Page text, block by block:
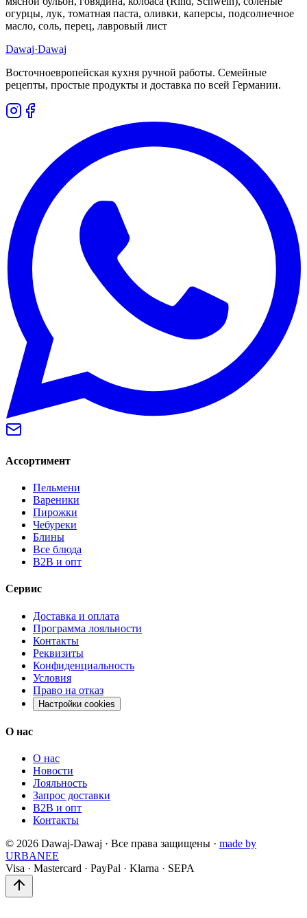
огурцы, лук, томатная паста, оливки, каперсы, подсолнечное
масло, соль, перец, лавровый лист
Dawaj·Dawaj
Восточноевропейская кухня ручной работы. Семейные
рецепты, простые продукты и доставка по всей Германии.
Ассортимент
Пельмени
Вареники
Пирожки
Чебуреки
Блины
Все блюда
B2B и опт
Сервис
Доставка и оплата
Программа лояльности
Контакты
Реквизиты
Конфиденциальность
Условия
Право на отказ
Настройки cookies
О нас
О нас
Новости
Лояльность
Запрос доставки
B2B и опт
Контакты
© 2026 Dawaj-Dawaj · Все права защищены · made by
URBANEE
Visa · Mastercard · PayPal · Klarna · SEPA